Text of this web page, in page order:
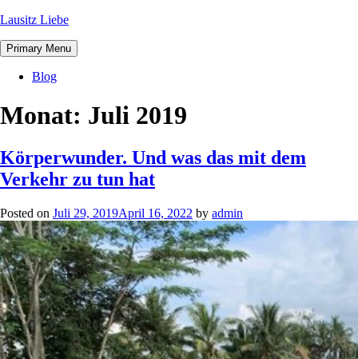
Lausitz Liebe
Primary Menu
Blog
Monat: Juli 2019
Körperwunder. Und was das mit dem
Verkehr zu tun hat
Posted on Juli 29, 2019April 16, 2022 by admin